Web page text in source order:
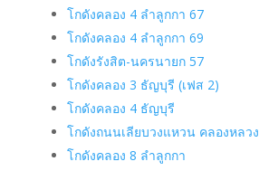
โกดังคลอง 4 ลำลูกกา 67
โกดังคลอง 4 ลำลูกกา 69
โกดังรังสิต-นครนายก 57
โกดังคลอง 3 ธัญบุรี (เฟส 2)
โกดังคลอง 4 ธัญบุรี
โกดังถนนเลียบวงแหวน คลองหลวง
โกดังคลอง 8 ลำลูกกา